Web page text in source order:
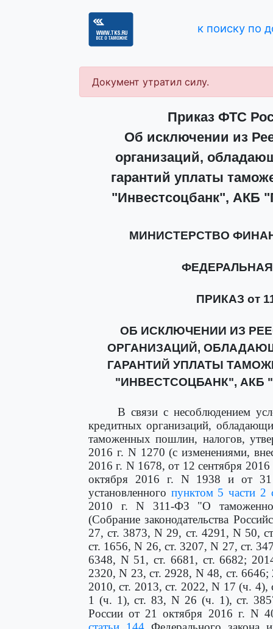
к поиску по
Документ утратил силу.
Приказ ФТС
Об исключении из
организаций,
гарантий уплаты
"Инвестсоцбанк", АКБ
МИНИСТЕРСТВО
ПРИКАЗ от
ОБ ИСКЛЮЧЕНИИ ИЗ
ОРГАНИЗАЦИЙ,
ГАРАНТИЙ УПЛАТЫ
"ИНВЕСТСОЦБАНК", АКБ
В связи с несоблюдением
кредитных организаций,
таможенных пошлин, налогов,
2016 г. N 1270 (с изменениями,
2016 г. N 1678, от 12 сентября
октября 2016 г. N 1938 и от
установленного пунктом 5 части 2
2010 г. N 311-ФЗ "О
(Собрание законодательства
27, ст. 3873, N 29, ст. 4291, N 50,
ст. 1656, N 26, ст. 3207, N 27, ст.
6348, N 51, ст. 6681, ст. 6682;
2320, N 23, ст. 2928, N 48, ст.
2010, ст. 2013, ст. 2022, N 17 (ч.
1 (ч. 1), ст. 83, N 26 (ч. 1), ст.
России от 21 октября 2016 г. N